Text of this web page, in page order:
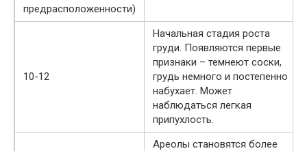
предрасположенности)
10-12
Начальная стадия роста
груди. Появляются первые
признаки – темнеют соски,
грудь немного и постепенно
набухает. Может
наблюдаться легкая
припухлость.
Ареолы становятся более